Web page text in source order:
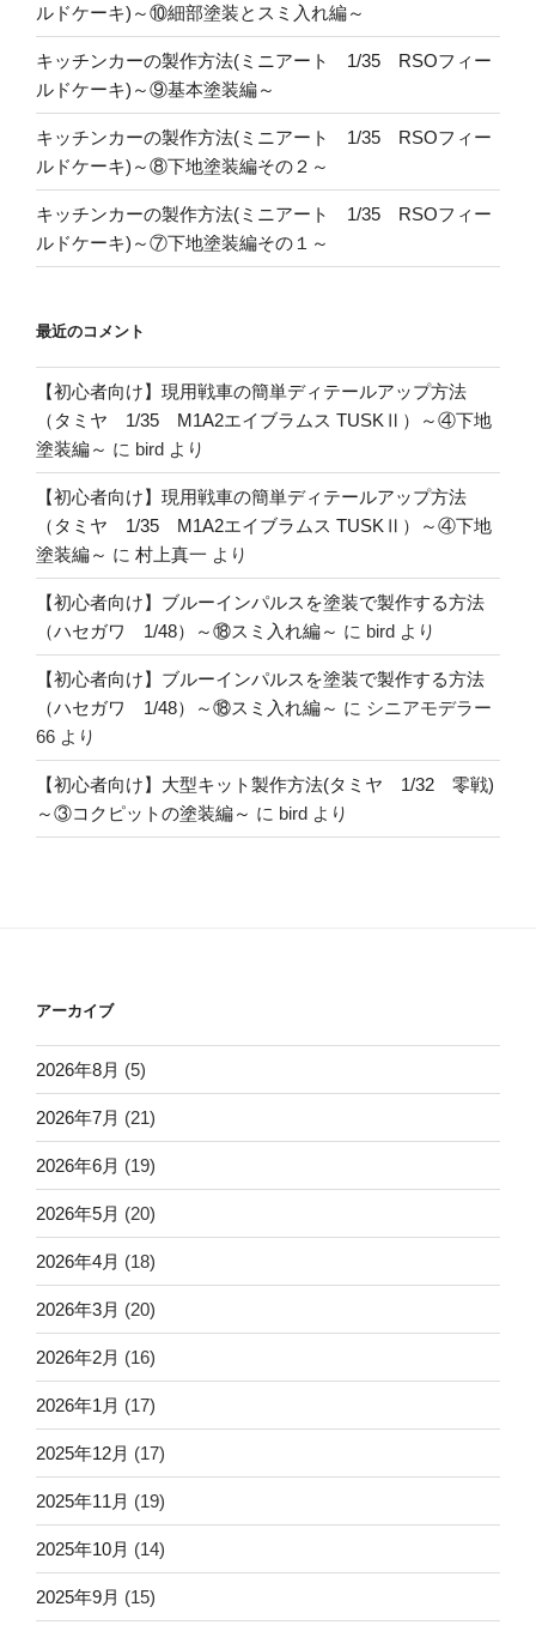
ルドケーキ)～⑩細部塗装とスミ入れ編～
キッチンカーの製作方法(ミニアート 1/35 RSOフィー
ルドケーキ)～⑨基本塗装編～
キッチンカーの製作方法(ミニアート 1/35 RSOフィー
ルドケーキ)～⑧下地塗装編その２～
キッチンカーの製作方法(ミニアート 1/35 RSOフィー
ルドケーキ)～⑦下地塗装編その１～
最近のコメント
【初心者向け】現用戦車の簡単ディテールアップ方法
（タミヤ 1/35 M1A2エイブラムス TUSKⅡ）～④下地
塗装編～ に bird より
【初心者向け】現用戦車の簡単ディテールアップ方法
（タミヤ 1/35 M1A2エイブラムス TUSKⅡ）～④下地
塗装編～ に 村上真一 より
【初心者向け】ブルーインパルスを塗装で製作する方法
（ハセガワ 1/48）～⑱スミ入れ編～ に bird より
【初心者向け】ブルーインパルスを塗装で製作する方法
（ハセガワ 1/48）～⑱スミ入れ編～ に シニアモデラー
66 より
【初心者向け】大型キット製作方法(タミヤ 1/32 零戦)
～③コクピットの塗装編～ に bird より
アーカイブ
2026年8月 (5)
2026年7月 (21)
2026年6月 (19)
2026年5月 (20)
2026年4月 (18)
2026年3月 (20)
2026年2月 (16)
2026年1月 (17)
2025年12月 (17)
2025年11月 (19)
2025年10月 (14)
2025年9月 (15)